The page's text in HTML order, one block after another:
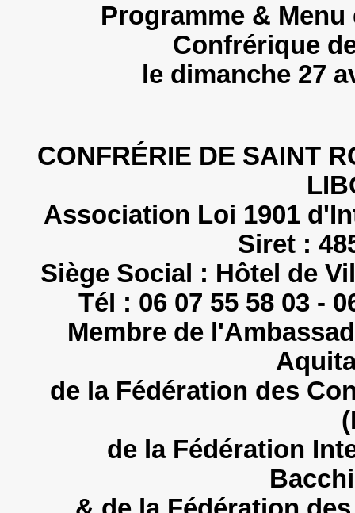
Programme &
Confrérique
le dimanche 27
CONFRÉRIE DE SAINT
Association Loi 1901
Siret :
Siège Social : Hôtel de
Tél : 06 07 55 58 03 -
Membre de
de la Fédération des
de la Fédération